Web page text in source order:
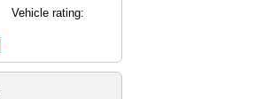
Vehicle rating: